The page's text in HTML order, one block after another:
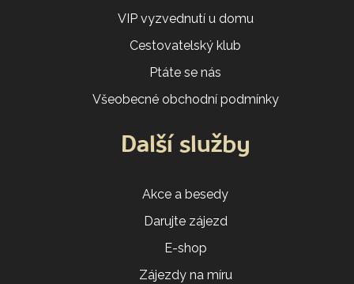
VIP vyzvednutí u domu
Cestovatelský klub
Ptáte se nás
Všeobecné obchodní podmínky
Další služby
Akce a besedy
Darujte zájezd
E-shop
Zájezdy na míru